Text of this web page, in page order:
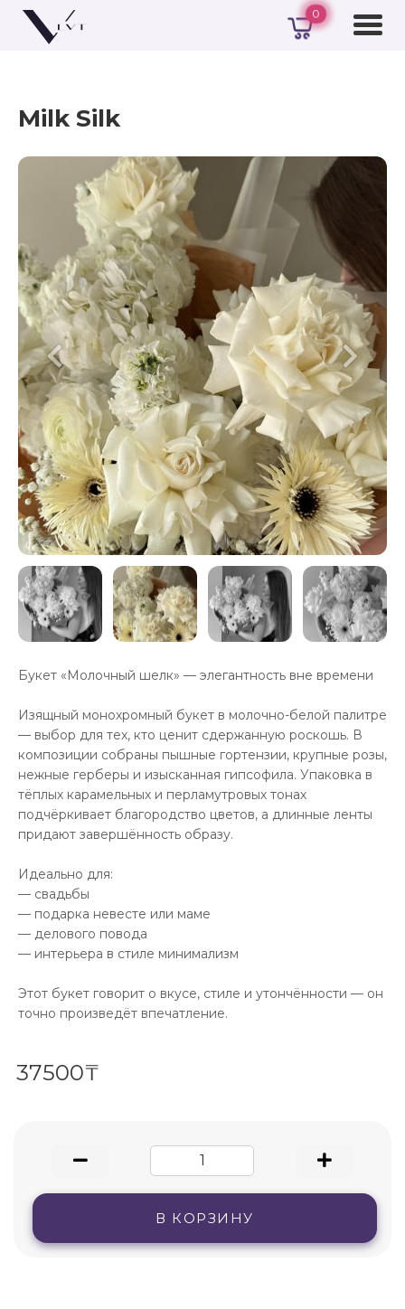
0
Milk Silk
Букет «Молочный шелк» — элегантность вне времени
Изящный монохромный букет в молочно-белой палитре
— выбор для тех, кто ценит сдержанную роскошь. В
композиции собраны пышные гортензии, крупные розы,
нежные герберы и изысканная гипсофила. Упаковка в
тёплых карамельных и перламутровых тонах
подчёркивает благородство цветов, а длинные ленты
придают завершённость образу.
Идеально для:
— свадьбы
— подарка невесте или маме
— делового повода
— интерьера в стиле минимализм
Этот букет говорит о вкусе, стиле и утончённости — он
точно произведёт впечатление.
37500₸
В КОРЗИНУ